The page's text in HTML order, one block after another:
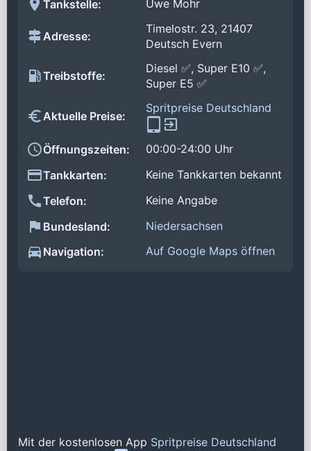
Tankstelle: Uwe Mohr
Adresse:
Timelostr. 23, 21407
Deutsch Evern
Treibstoffe:
Diesel ✅, Super E10 ✅,
Super E5 ✅
Aktuelle Preise:
Spritpreise Deutschland
Öffnungszeiten:
00:00-24:00 Uhr
Tankkarten:
Keine Tankkarten bekannt
Telefon:
Keine Angabe
Bundesland:
Niedersachsen
Navigation:
Auf Google Maps öffnen
Mit der kostenlosen App Spritpreise Deutschland